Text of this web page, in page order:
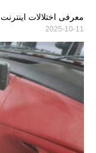
معرفی اختلالات
2025-10-11